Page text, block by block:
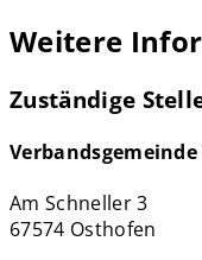
Weitere
Zuständige
Am Schneller 3
67574 Osthofen